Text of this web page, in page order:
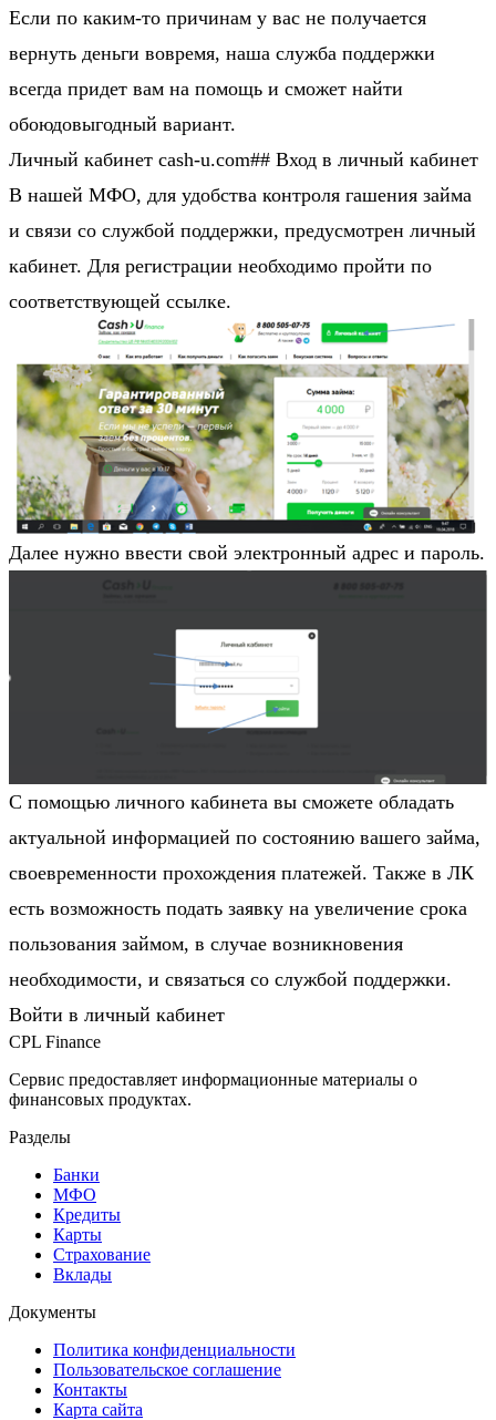
Если по каким-то причинам у вас не получается
вернуть деньги вовремя, наша служба поддержки
всегда придет вам на помощь и сможет найти
обоюдовыгодный вариант.
Личный кабинет cash-u.com## Вход в личный кабинет
В нашей МФО, для удобства контроля гашения займа
и связи со службой поддержки, предусмотрен личный
кабинет. Для регистрации необходимо пройти по
соответствующей ссылке.
Далее нужно ввести свой электронный адрес и пароль.
С помощью личного кабинета вы сможете обладать
актуальной информацией по состоянию вашего займа,
своевременности прохождения платежей. Также в ЛК
есть возможность подать заявку на увеличение срока
пользования займом, в случае возникновения
необходимости, и связаться со службой поддержки.
Войти в личный кабинет
CPL Finance
Сервис предоставляет информационные материалы о
финансовых продуктах.
Разделы
Банки
МФО
Кредиты
Карты
Страхование
Вклады
Документы
Политика конфиденциальности
Пользовательское соглашение
Контакты
Карта сайта